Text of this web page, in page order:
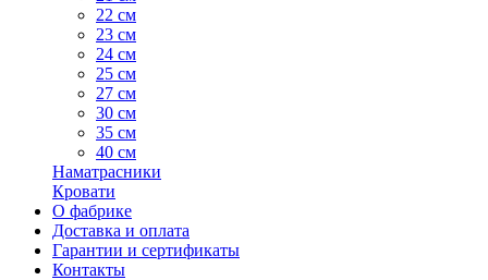
22 см
23 см
24 см
25 см
27 см
30 см
35 см
40 см
Наматрасники
Кровати
О фабрике
Доставка и оплата
Гарантии и сертификаты
Контакты